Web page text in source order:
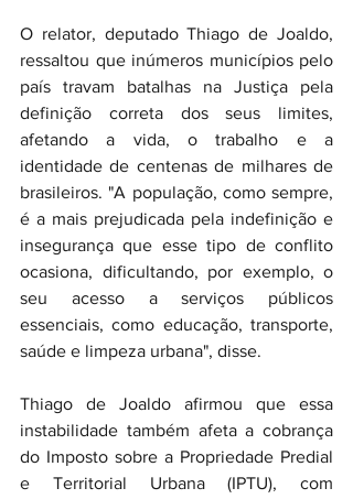
O relator, deputado Thiago de Joaldo,
ressaltou que inúmeros municípios pelo
país travam batalhas na Justiça pela
definição correta dos seus limites,
afetando a vida, o trabalho e a
identidade de centenas de milhares de
brasileiros. "A população, como sempre,
é a mais prejudicada pela indefinição e
insegurança que esse tipo de conflito
ocasiona, dificultando, por exemplo, o
seu acesso a serviços públicos
essenciais, como educação, transporte,
saúde e limpeza urbana", disse.
Thiago de Joaldo afirmou que essa
instabilidade também afeta a cobrança
do Imposto sobre a Propriedade Predial
e Territorial Urbana (IPTU), com